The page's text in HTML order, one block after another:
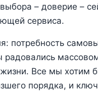
– доверие –
сервиса.
потребность
Все мы хотим
порядка, и